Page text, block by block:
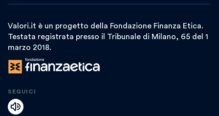
Valori.it è un progetto della Fondazione Finanza Etica.
Testata registrata presso il Tribunale di Milano, 65 del 1
marzo 2018.
SEGUICI